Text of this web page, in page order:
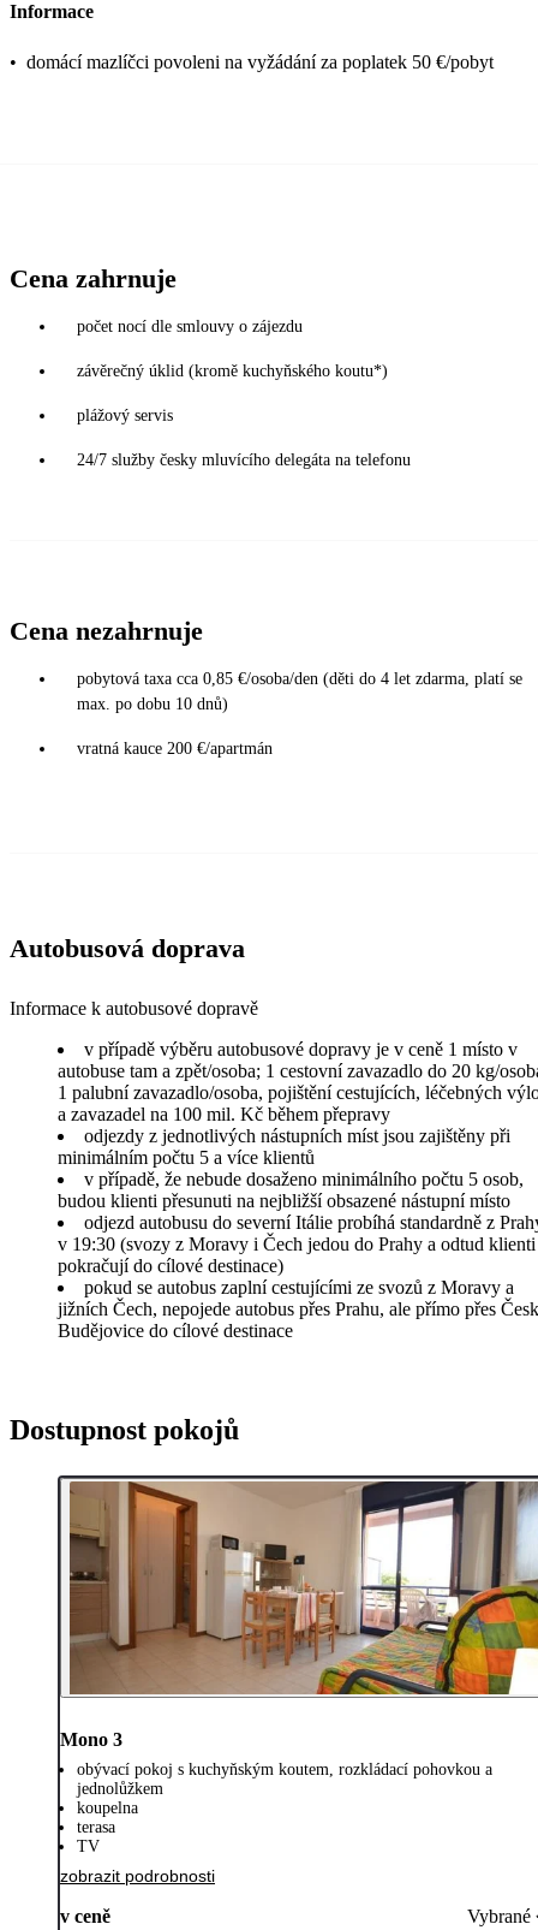
Informace
• domácí mazlíčci povoleni na vyžádání za poplatek 50 €/pobyt
Cena zahrnuje
počet nocí dle smlouvy o zájezdu
závěrečný úklid (kromě kuchyňského koutu*)
plážový servis
24/7 služby česky mluvícího delegáta na telefonu
Cena nezahrnuje
pobytová taxa cca 0,85 €/osoba/den (děti do 4 let zdarma, platí se
max. po dobu 10 dnů)
vratná kauce 200 €/apartmán
Autobusová doprava
Informace k autobusové dopravě
v případě výběru autobusové dopravy je v ceně 1 místo v
autobuse tam a zpět/osoba; 1 cestovní zavazadlo do 20 kg/
1 palubní zavazadlo/osoba, pojištění cestujících, léčebných
a zavazadel na 100 mil. Kč během přepravy
odjezdy z jednotlivých nástupních míst jsou zajištěny při
minimálním počtu 5 a více klientů
v případě, že nebude dosaženo minimálního počtu 5 osob,
budou klienti přesunuti na nejbližší obsazené nástupní místo
odjezd autobusu do severní Itálie probíhá standardně z
v 19:30 (svozy z Moravy i Čech jedou do Prahy a odtud klienti
pokračují do cílové destinace)
pokud se autobus zaplní cestujícími ze svozů z Moravy a
jižních Čech, nepojede autobus přes Prahu, ale přímo přes
Budějovice do cílové destinace
Dostupnost pokojů
Mono 3
obývací pokoj s kuchyňským koutem, rozkládací pohovkou a
jednolůžkem
koupelna
terasa
TV
zobrazit podrobnosti
v ceně Vybrané